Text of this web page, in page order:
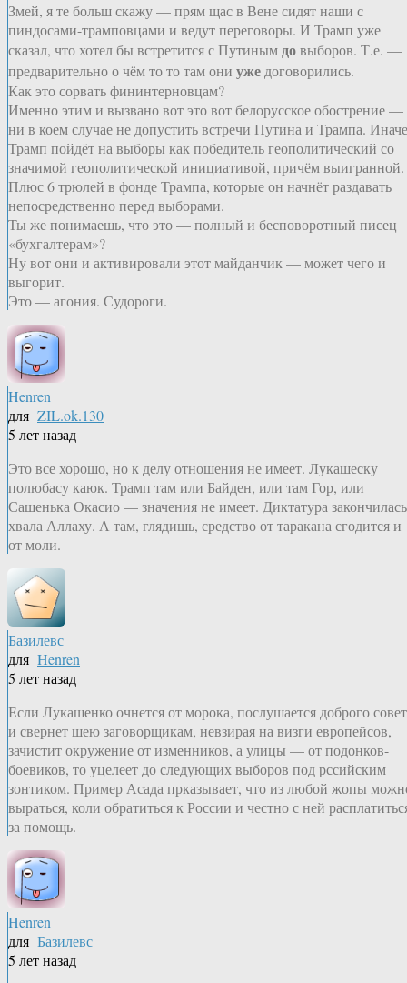
Змей, я те больш скажу — прям щас в Вене сидят наши с
пиндосами-трамповцами и ведут переговоры. И Трамп уже
сказал, что хотел бы встретится с Путинымдовыборов. Т.е. —
предварительно о чём то то там они ужедоговорились.
Как это сорвать фининтерновцам?
Именно этим и вызвано вот это вот белорусское обострение —
ни в коем случае не допустить встречи Путина и Трампа. Иначе
Трамп пойдёт на выборы как победитель геополитический со
значимой геополитической инициативой, причём выигранной.
Плюс 6 трюлей в фонде Трампа, которые он начнёт раздавать
непосредственно перед выборами.
Ты же понимаешь, что это — полный и бесповоротный писец
«бухгалтерам»?
Ну вот они и активировали этот майданчик — может чего и
выгорит.
Это — агония. Судороги.
Henren
для ZIL.ok.130
5 лет назад
Это все хорошо, но к делу отношения не имеет. Лукашеску
полюбасу каюк. Трамп там или Байден, или там Гор, или
Сашенька Окасио — значения не имеет. Диктатура
хвала Аллаху. А там, глядишь, средство от таракана сгодится и
от моли.
Базилевс
для Henren
5 лет назад
Если Лукашенко очнется от морока, послушается доброго
и свернет шею заговорщикам, невзирая на визги европейсов,
зачистит окружение от изменников, а улицы — от подонков-
боевиков, то уцелеет до следующих выборов под рссийским
зонтиком. Пример Асада прказывает, что из любой жопы
выраться, коли обратиться к России и честно с ней
за помощь.
Henren
для Базилевс
5 лет назад